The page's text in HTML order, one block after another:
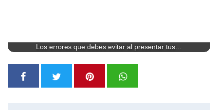
Los errores que debes evitar al presentar tus…